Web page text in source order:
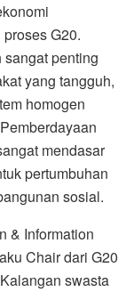
G20.
penting
yang tangguh,
homogen
mendasar
pertumbuhan
sosial.
& Information
Chair dari G20
swasta